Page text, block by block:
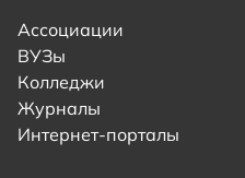
Ассоциации
ВУЗы
Колледжи
Журналы
Интернет-порталы